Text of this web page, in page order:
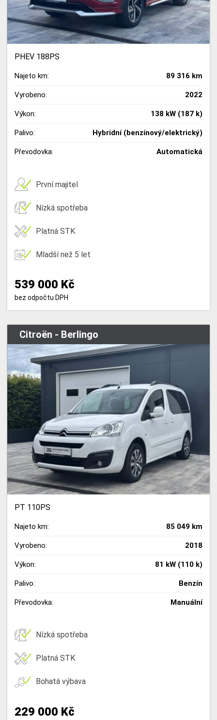
PHEV 188PS
Najeto km: 89 316 km
Vyrobeno: 2022
Výkon: 138 kW (187 k)
Palivo: Hybridní (benzínový/elektrický)
Převodovka: Automatická
První majitel
Nízká spotřeba
Platná STK
Mladší než 5 let
539 000 Kč
bez odpočtu DPH
Citroën - Berlingo
PT 110PS
Najeto km: 85 049 km
Vyrobeno: 2018
Výkon: 81 kW (110 k)
Palivo: Benzín
Převodovka: Manuální
Nízká spotřeba
Platná STK
Bohatá výbava
229 000 Kč